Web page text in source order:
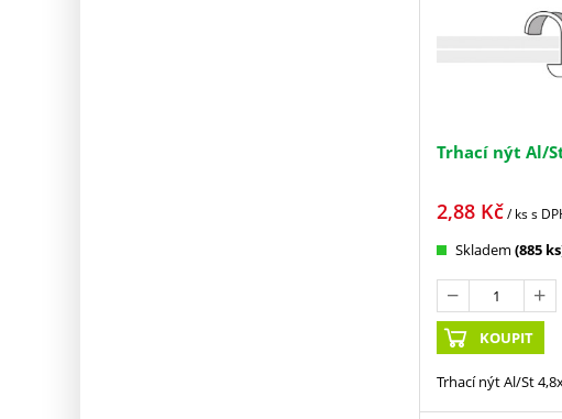
Trhací nýt Al/
2,88Kč/ kss
Skladem (885
KOUPIT
Trhací nýt Al/St